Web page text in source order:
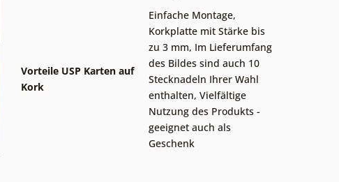
Vorteile USP Karten auf
Kork
Einfache Montage,
Korkplatte mit Stärke bis
zu 3 mm, Im Lieferumfang
des Bildes sind auch 10
Stecknadeln Ihrer Wahl
enthalten, Vielfältige
Nutzung des Produkts -
geeignet auch als
Geschenk